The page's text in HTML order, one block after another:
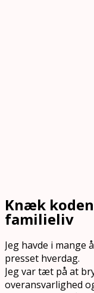
Knæk
familieliv
Jeg havde i mange
presset hverdag.
Jeg var tæt på at
overansvarlighed